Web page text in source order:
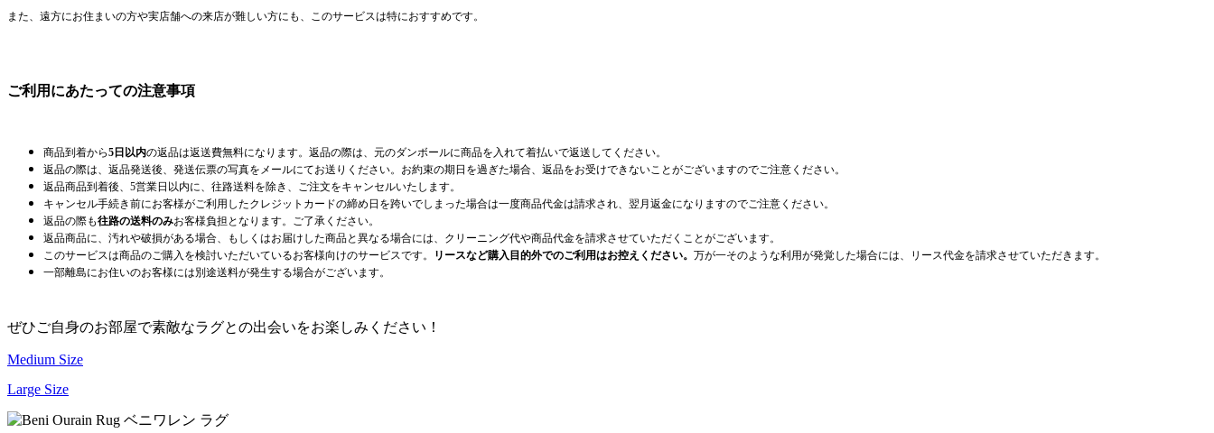
また、遠方にお住まいの方や実店舗への来店が難しい方にも、このサービスは特におすすめです。
ご利用にあたっての注意事項
商品到着から5日以内の返品は返送費無料になります。返品の際は、元のダンボールに商品を入れて着払いで返送してください。
返品の際は、返品発送後、発送伝票の写真をメールにてお送りください。お約束の期日を過ぎた場合、返品をお受けできないことがございますのでご注意ください。
返品商品到着後、5営業日以内に、往路送料を除き、ご注文をキャンセルいたします。
キャンセル手続き前にお客様がご利用したクレジットカードの締め日を跨いでしまった場合は一度商品代金は請求され、翌月返金になりますのでご注意ください。
返品の際も往路の送料のみお客様負担となります。ご了承ください。
返品商品に、汚れや破損がある場合、もしくはお届けした商品と異なる場合には、クリーニング代や商品代金を請求させていただくことがございます。
このサービスは商品のご購入を検討いただいているお客様向けのサービスです。
リースなど購入目的外でのご利用はお控えください。 万が一そのような利用が発覚した場合には、リース代金を請求させていただきます。
一部離島にお住いのお客様には別途送料が発生する場合がございます。
ぜひご自身のお部屋で素敵なラグとの出会いをお楽しみください！
Medium Size
Large Size